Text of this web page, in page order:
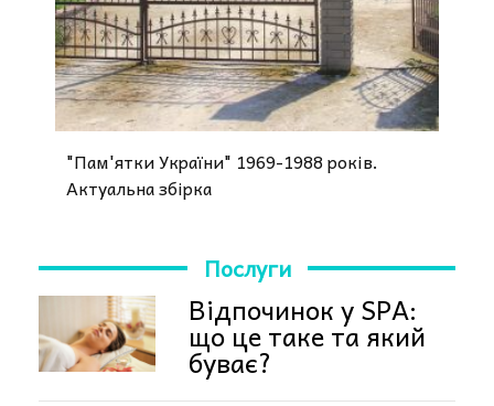
"Пам'ятки України" 1969-1988 років.
Актуальна збірка
Послуги
Відпочинок у SPA:
що це таке та який
буває?